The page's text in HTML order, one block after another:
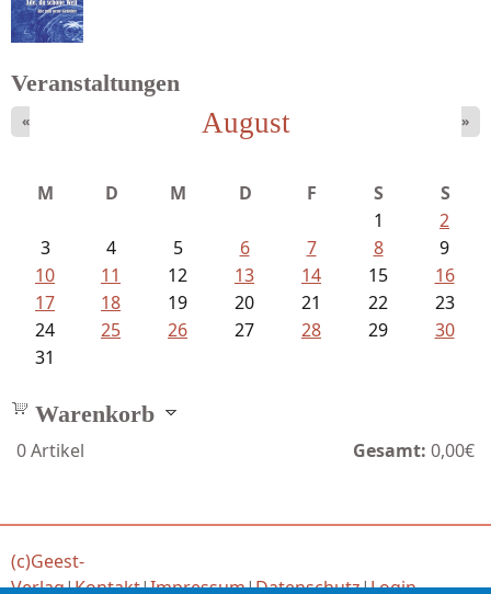
Goetze, Christina - Ade, du schöne...
Veranstaltungen
August
« »
M D M D F S
S
1
2
3
4 5 6 7 8
9
10
11 12 13 14 15
16
17
18 19 20 21 22
23
24
25 26 27 28 29
30
31
Warenkorb
0Artikel Gesamt: 0,00€
(c)Geest-
Verlag|Kontakt|Impressum|Datenschutz|Login